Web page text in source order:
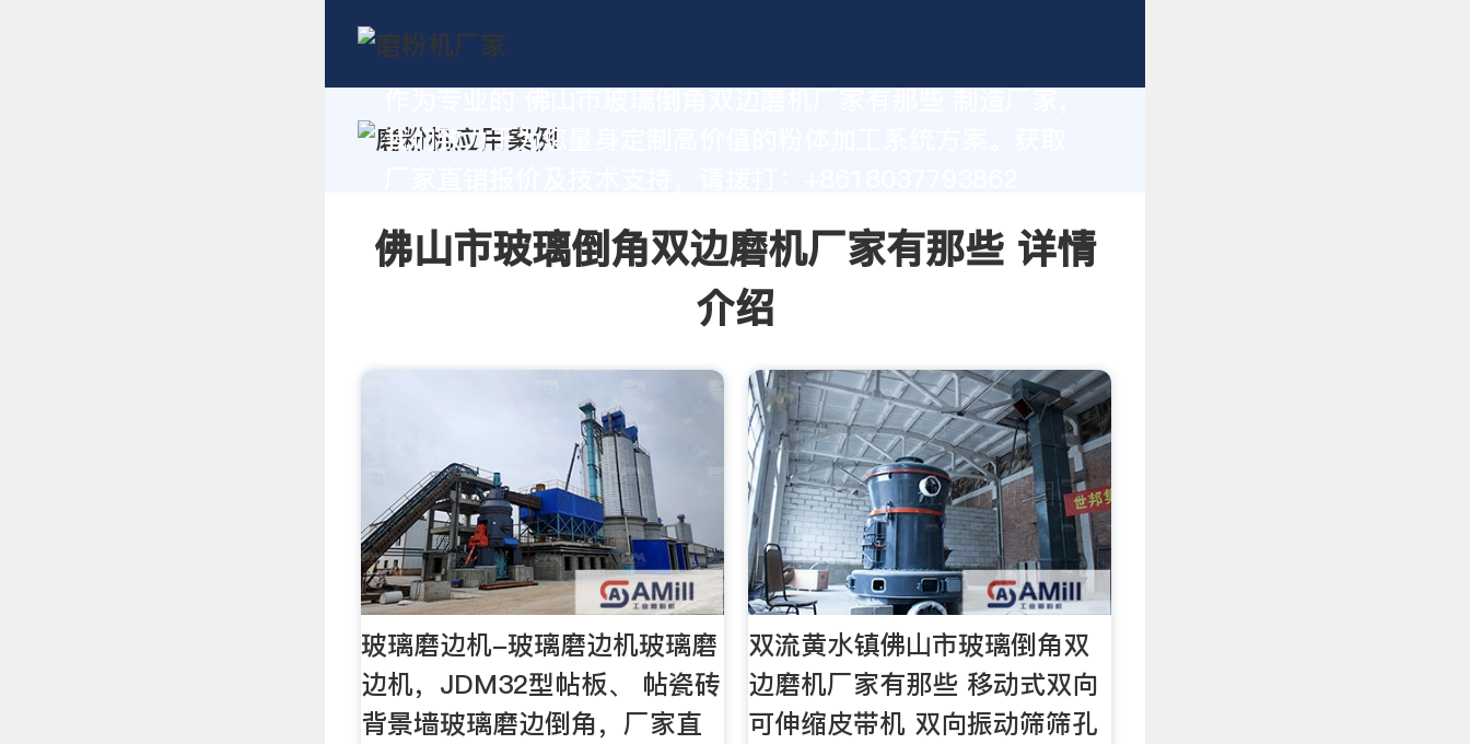
我们致力于为您量身定制高价值的粉体加工系统方案。获取
佛山市玻璃倒角双边磨机厂家有那些 详情
介绍
玻璃磨边机-玻璃磨边机玻璃磨
边机，JDM32型帖板、 帖瓷砖
背景墙玻璃磨边倒角，厂家直
双流黄水镇佛山市玻璃倒角双
边磨机厂家有那些 移动式双向
可伸缩皮带机 双向振动筛筛孔